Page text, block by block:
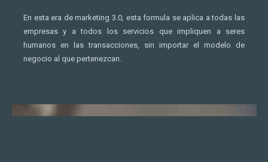
En esta era de marketing 3.0, esta formula se aplica a todas las
empresas y a todos los servicios que impliquen a seres
humanos en las transacciones, sin importar el modelo de
negocio al que pertenezcan.